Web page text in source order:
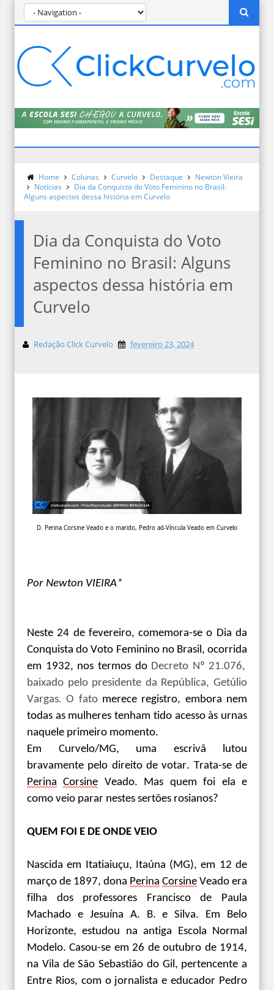
Home Colunas Curvelo Destaque
Newton Vieira
Notícias
Dia da Conquista do Voto Feminino no Brasil:
Alguns aspectos dessa história em Curvelo
Dia da Conquista do Voto
Feminino no Brasil: Alguns
aspectos dessa história em
Curvelo
Redação Click Curvelo fevereiro 23, 2024
D. Perina Corsine Veado e o marido, Pedro ad-Víncula Veado em Curvelo
Por Newton VIEIRA*
Neste 24 de fevereiro, comemora-se o Dia da
Conquista do Voto Feminino no Brasil, ocorrida
em 1932, nos termos do Decreto Nº 21.076,
baixado pelo presidente da República, Getúlio
Vargas. O fatomerece registro, embora nem
todas as mulheres tenham tido acesso às urnas
naquele primeiro momento.
Em Curvelo/MG, uma escrivã lutou
bravamente pelo direito de votar. Trata-se de
Perina
Corsine Veado. Mas quem foi ela e
como veio parar nestes sertões rosianos?
QUEM FOI E DE ONDE VEIO
Nascida em Itatiaiuçu, Itaúna (MG), em 12 de
março de 1897, dona Perina Corsine Veado era
filha dos professores Francisco de Paula
Machado e Jesuína A. B. e Silva. Em Belo
Horizonte, estudou na antiga Escola Normal
Modelo. Casou-se em 26 de outubro de 1914,
na Vila de São Sebastião do Gil, pertencente a
Entre Rios, com o jornalista e educador Pedro